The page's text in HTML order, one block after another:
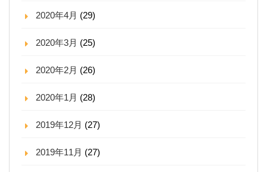
2020年4月 (29)
2020年3月 (25)
2020年2月 (26)
2020年1月 (28)
2019年12月 (27)
2019年11月 (27)